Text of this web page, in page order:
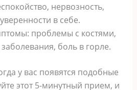
нервозность,
в себе.
проблемы с костями,
боль в горле.
у вас появятся подобные
этот 5-минутный прием, и